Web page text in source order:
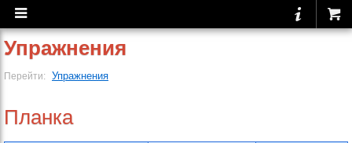
Упражнения
Перейти: Упражнения
Планка